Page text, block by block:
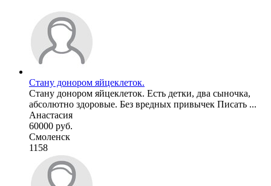
Стану донором яйцеклеток.
Стану донором яйцеклеток. Есть детки, два сыночка,
абсолютно здоровые. Без вредных привычек Писать ...
Анастасия
60000 руб.
Смоленск
1158